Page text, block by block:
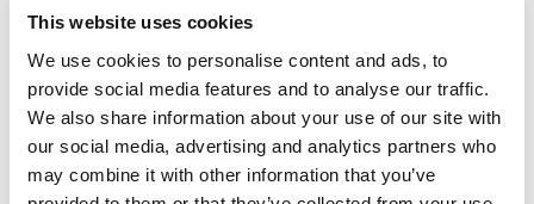
This website uses cookies
We use cookies to personalise content and ads, to
provide social media features and to analyse our traffic.
We also share information about your use of our site with
our social media, advertising and analytics partners who
may combine it with other information that you’ve